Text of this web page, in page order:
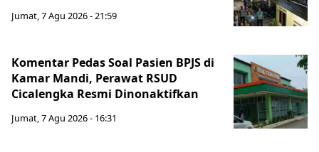
Jumat, 7 Agu 2026 - 21:59
Komentar Pedas Soal Pasien BPJS di
Kamar Mandi, Perawat RSUD
Cicalengka Resmi Dinonaktifkan
Jumat, 7 Agu 2026 - 16:31